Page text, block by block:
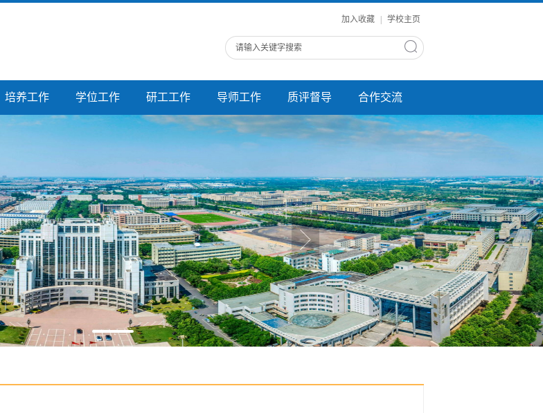
加入收藏 学校主页
培养工作 学位工作 研工工作 导师工作 质评督导 合作交流